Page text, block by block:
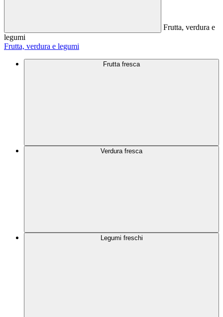
Frutta, verdura e
legumi
Frutta, verdura e legumi
Frutta fresca
Verdura fresca
Legumi freschi